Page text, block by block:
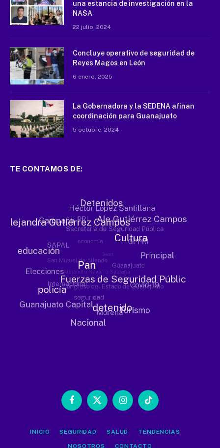
una estancia de investigación en la
NASA
22 julio, 2024
Concluye operativo de seguridad de
Reyes Magos en León
6 enero, 2025
La Gobernadora y la SEDENA afinan
coordinación para Guanajuato
5 octubre, 2024
TE CONTAMOS DE:
Facebook
X
InstagramTikTok
INICIO SEGURIDAD SALUD TENDENCIAS
NOSOTROS CONTACTO